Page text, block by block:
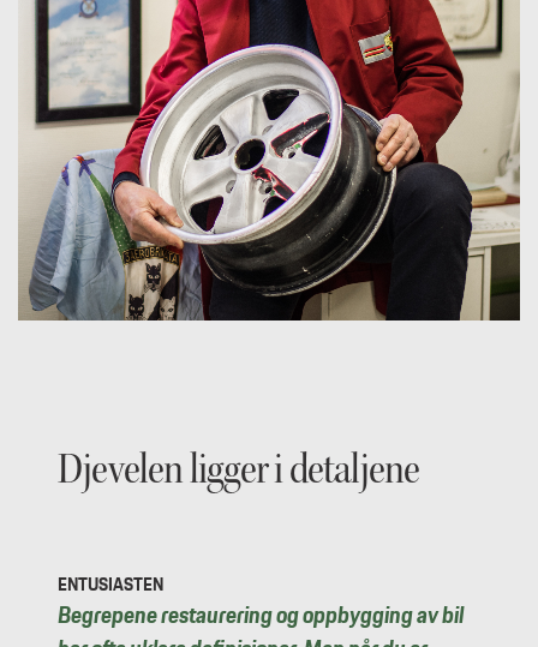
Djevelen ligger i detaljene
ENTUSIASTEN
Begrepene restaurering og oppbygging av bil